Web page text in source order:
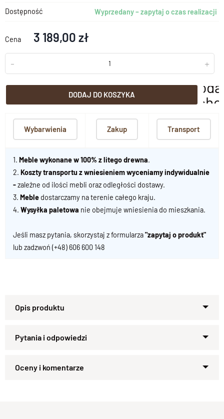
Dostępność Wyprzedany – zapytaj o czas realizacji
Cena 3 189,00 zł
- +
DODAJ DO KOSZYKA
Wybarwienia Zakup Transport
1. Meble wykonane w 100% z litego drewna.
2. Koszty transportu z wniesieniem wyceniamy indywidualnie
-zależne od ilości mebli oraz odległości dostawy.
3. Meble dostarczamy na terenie całego kraju.
4. Wysyłka paletowa nie obejmuje wniesienia do mieszkania.
Jeśli masz pytania, skorzystaj z formularza"zapytaj o produkt"
lub zadzwoń (+48) 606 600 148
Specyfikacja techniczna modelu
Materiał
Zapytaj o produkt